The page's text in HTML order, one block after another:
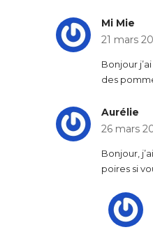
Mi Mie
21 mars
Bonjour
des
Aurélie
26 mars
Bonjour,
poires si